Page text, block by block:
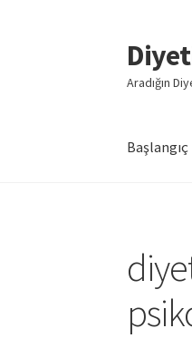
Dolaşıma
geç
İçeriğe
geç
Aradığın
Başlangıç